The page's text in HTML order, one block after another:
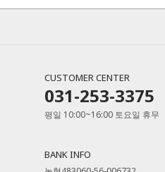
CUSTOMER CENTER
031-253-3375
평일 10:00~16:00 토요일 휴무
BANK INFO